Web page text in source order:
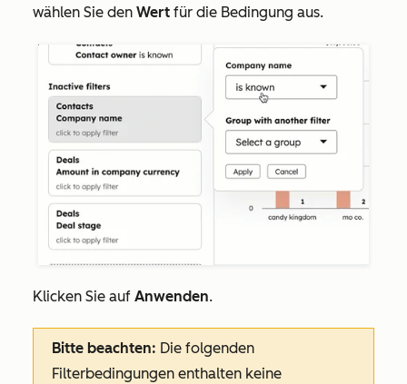
wählen Sie den Wert für die Bedingung aus.
Klicken Sie auf Anwenden.
Bitte beachten: Die folgenden
Filterbedingungen enthalten keine